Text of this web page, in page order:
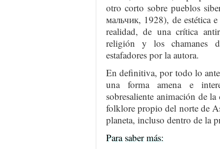
otro corto sobre pueblos
мальчик, 1928), de estética
realidad, de una crítica
religión y los chamanes
estafadores por la autora.
En definitiva, por todo lo
una forma amena e
sobresaliente animación de
folklore propio del norte de
planeta, incluso dentro de la
Para saber más: